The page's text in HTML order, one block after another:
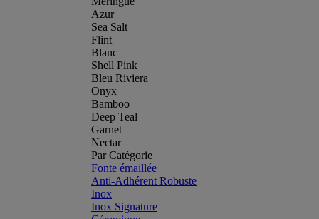
Azur
Sea Salt
Flint
Blanc
Shell Pink
Bleu Riviera
Onyx
Bamboo
Deep Teal
Garnet
Nectar
Par Catégorie
Fonte émaillée
Anti-Adhérent Robuste
Inox
Inox Signature